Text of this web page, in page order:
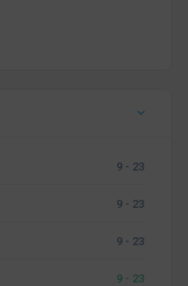
9 - 23
9 - 23
9 - 23
9 - 23